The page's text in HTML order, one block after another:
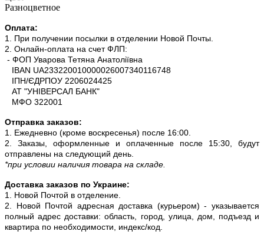
Разноцветное
Оплата:
1. При получении посылки в отделении Новой Почты.
2. Онлайн-оплата на счет ФЛП:
- ФОП Уварова Тетяна Анатоліївна
IBAN UA233220010000026007340116748
ІПН/ЄДРПОУ 2206024425
АТ "УНІВЕРСАЛ БАНК"
МФО 322001
Отправка заказов:
1. Ежедневно (кроме воскресенья) после 16:00.
2. Заказы, оформленные и оплаченные после 15:30, будут
отправлены на следующий день.
*при условии наличия товара на складе.
Доставка заказов по Украине:
1. Новой Почтой в отделение.
2. Новой Почтой адресная доставка (курьером) - указывается
полный адрес доставки: область, город, улица, дом, подъезд и
квартира по необходимости, индекс/код.